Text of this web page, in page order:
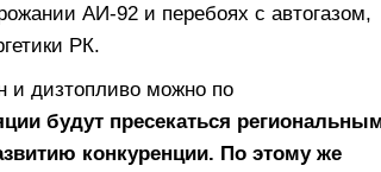
АИ-92 и перебоях с автогазом,
РК.
и дизтопливо можно по
будут пресекаться
конкуренции. По этому же